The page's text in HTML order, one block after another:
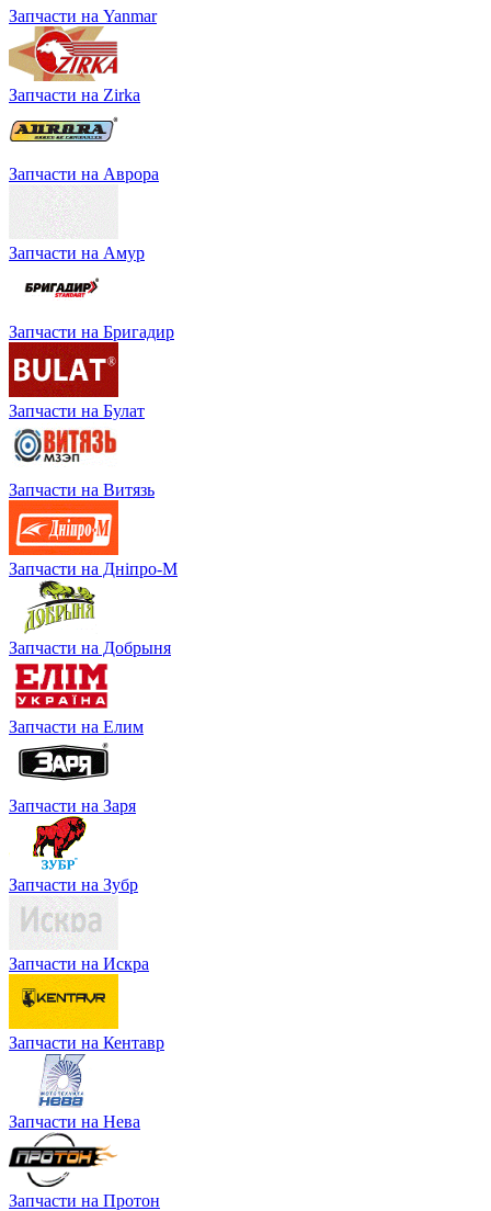
Запчасти на Yanmar
Запчасти на Zirka
Запчасти на Аврора
Запчасти на Амур
Запчасти на Бригадир
Запчасти на Булат
Запчасти на Витязь
Запчасти на Дніпро-М
Запчасти на Добрыня
Запчасти на Елим
Запчасти на Заря
Запчасти на Зубр
Запчасти на Искра
Запчасти на Кентавр
Запчасти на Нева
Запчасти на Протон